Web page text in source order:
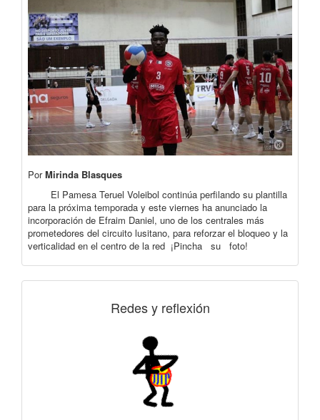
PorMirinda Blasques
El Pamesa Teruel Voleibol continúa perfilando su plantilla
para la próxima temporada y este viernes ha anunciado la
incorporación de Efraim Daniel, uno de los centrales más
prometedores del circuito lusitano, para reforzar el bloqueo y la
verticalidad en el centro de la red ¡Pincha su foto!
Redes y reflexión